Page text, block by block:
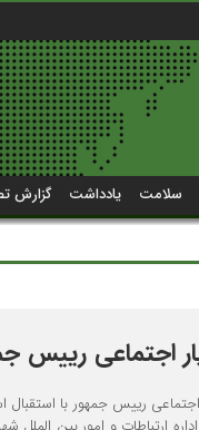
سلامت یادداشت گزارش
اجتماعی رییس
رییس جمهور با